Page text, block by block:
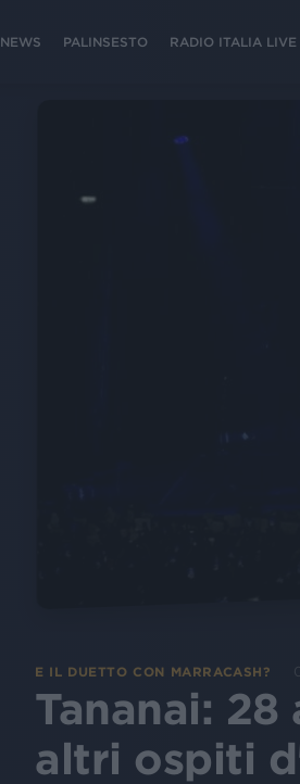
NEWS PALINSESTO RADIO ITALIA
E IL DUETTO CON MARRACASH?
Tananai:
altri ospiti